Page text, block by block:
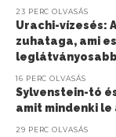
23 PERC OLVASÁS
Urachi-vízesés:
zuhataga, ami
leglátványosabb
16 PERC OLVASÁS
Sylvenstein-tó
amit mindenki
29 PERC OLVASÁS